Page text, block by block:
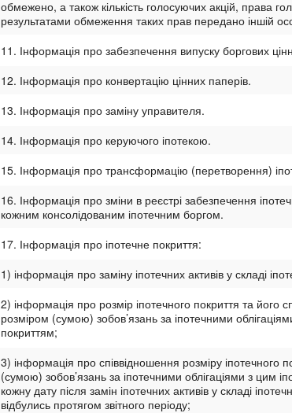
обмежено, а також кількість голосуючих акцій, права
результатами обмеження таких прав передано іншій
11. Інформація про забезпечення випуску боргових
12. Інформація про конвертацію цінних паперів.
13. Інформація про заміну управителя.
14. Інформація про керуючого іпотекою.
15. Інформація про трансформацію (перетворення)
16. Інформація про зміни в реєстрі забезпечення
кожним консолідованим іпотечним боргом.
17. Інформація про іпотечне покриття:
1) інформація про заміну іпотечних активів у складі
2) інформація про розмір іпотечного покриття та його
розміром (сумою) зобов’язань за іпотечними
покриттям;
3) інформація про співвідношення розміру іпотечного
(сумою) зобов’язань за іпотечними облігаціями з цим
кожну дату після замін іпотечних активів у складі
відбулись протягом звітного періоду;